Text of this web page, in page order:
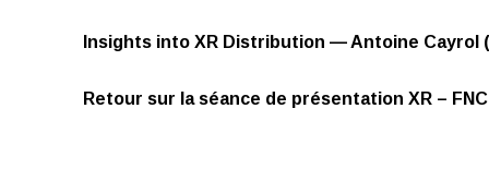
Insights into XR Distribution — Antoine Cayrol
Retour sur la séance de présentation XR – FNC